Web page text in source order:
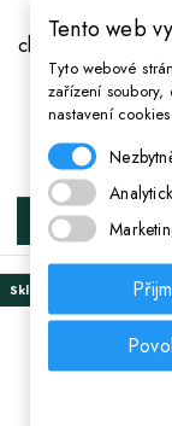
Odkládací
chlopněmi a
FC
motivů,
Cena
41 Kč
DO KOŠÍKA
Skladem
Tento web
Tyto webové
zařízení soubory,
nastavení